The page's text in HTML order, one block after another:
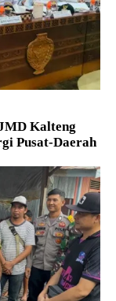
Kalteng
Pusat-Daerah